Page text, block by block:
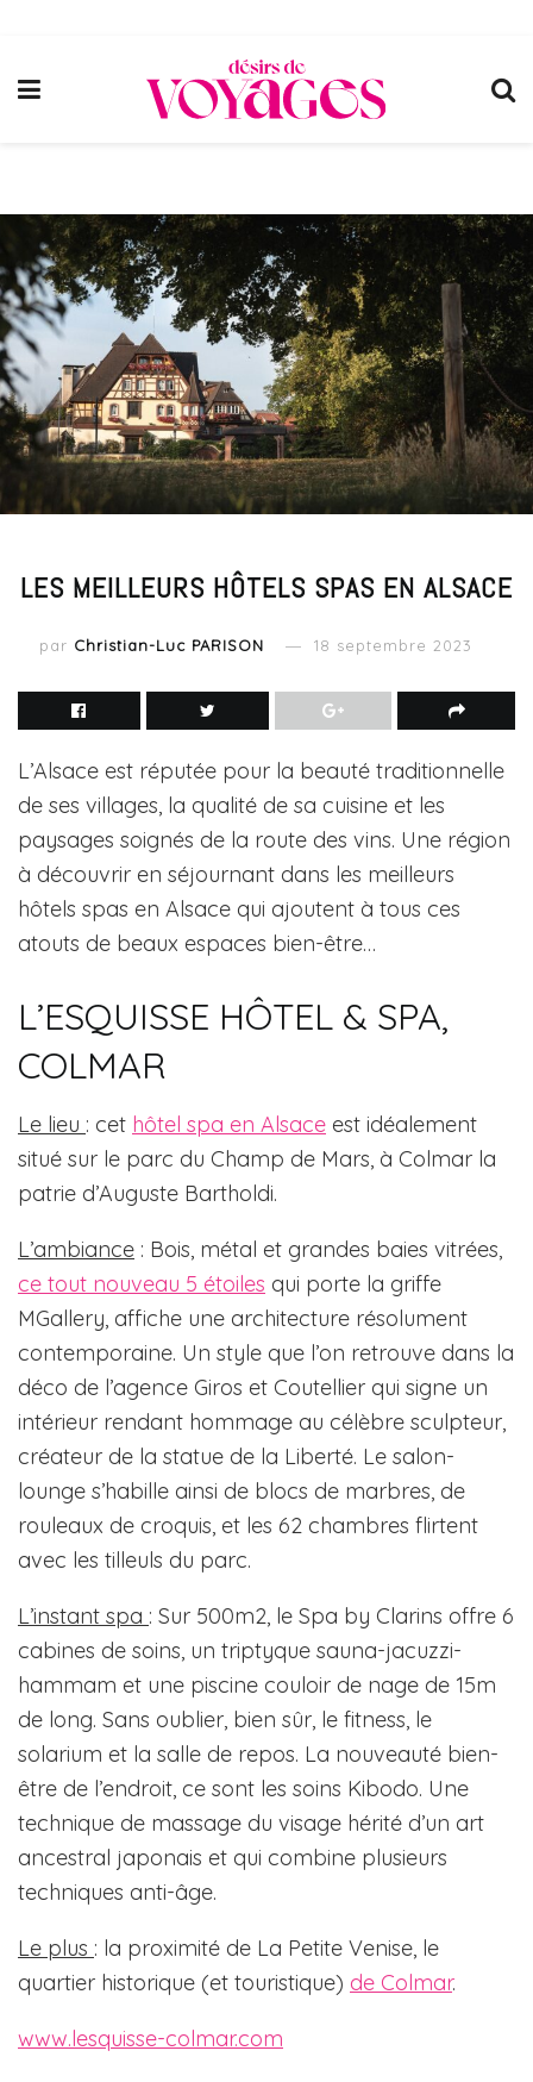
LES MEILLEURS HÔTELS SPAS EN ALSACE
par Christian-Luc PARISON 18 septembre 2023
L’Alsace est réputée pour la beauté traditionnelle
de ses villages, la qualité de sa cuisine et les
paysages soignés de la route des vins. Une région
à découvrir en séjournant dans les meilleurs
hôtels spas en Alsace qui ajoutent à tous ces
atouts de beaux espaces bien-être…
L’ESQUISSE HÔTEL & SPA,
COLMAR
Le lieu : cet hôtel spa en Alsace est idéalement
situé sur le parc du Champ de Mars, à Colmar la
patrie d’Auguste Bartholdi.
L’ambiance : Bois, métal et grandes baies vitrées,
ce tout nouveau 5 étoiles qui porte la griffe
MGallery, affiche une architecture résolument
contemporaine. Un style que l’on retrouve dans la
déco de l’agence Giros et Coutellier qui signe un
intérieur rendant hommage au célèbre sculpteur,
créateur de la statue de la Liberté. Le salon-
lounge s’habille ainsi de blocs de marbres, de
rouleaux de croquis, et les 62 chambres flirtent
avec les tilleuls du parc.
L’instant spa : Sur 500m2, le Spa by Clarins offre 6
cabines de soins, un triptyque sauna-jacuzzi-
hammam et une piscine couloir de nage de 15m
de long. Sans oublier, bien sûr, le fitness, le
solarium et la salle de repos. La nouveauté bien-
être de l’endroit, ce sont les soins Kibodo. Une
technique de massage du visage hérité d’un art
ancestral japonais et qui combine plusieurs
techniques anti-âge.
Le plus : la proximité de La Petite Venise, le
quartier historique (et touristique) de Colmar.
www.lesquisse-colmar.com